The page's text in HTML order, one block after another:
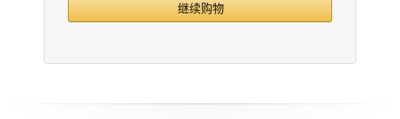
继续购物